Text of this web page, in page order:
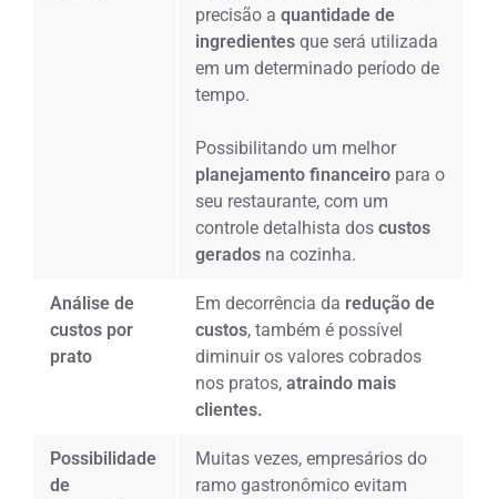
precisão aquantidade de
ingredientes que será utilizada
em um determinado período de
tempo.
Possibilitando um melhor
planejamento financeiro para o
seu restaurante, com um
controle detalhista doscustos
gerados na cozinha.
Análise de
custos por
prato
Em decorrência da redução de
custos, também é possível
diminuir os valores cobrados
nos pratos,atraindo mais
clientes.
Possibilidade
de
Muitas vezes, empresários do
ramo gastronômico evitam